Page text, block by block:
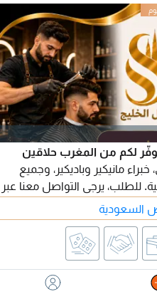
للعمل فورا، وابحث عن فرصة
لكم من المغرب حلاقين
مانيكير وباديكير، وجميع
للطلب، يرجى التواصل معنا عبر
السعودية